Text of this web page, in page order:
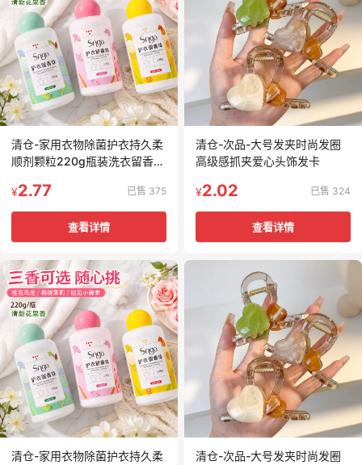
清仓-家用衣物除菌护衣持久柔
顺剂颗粒220g瓶装洗衣留香珠
¥2.77 已售 375
查看详情
清仓-次品-大号发夹时尚发圈
高级感抓夹爱心头饰发卡
¥2.02 已售 324
查看详情
清仓-家用衣物除菌护衣持久柔
清仓-次品-大号发夹时尚发圈